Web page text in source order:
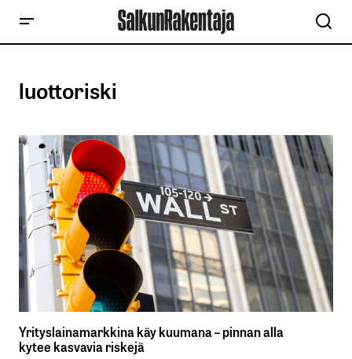
luottoriski
Yrityslainamarkkina käy kuumana – pinnan alla
kytee kasvavia riskejä